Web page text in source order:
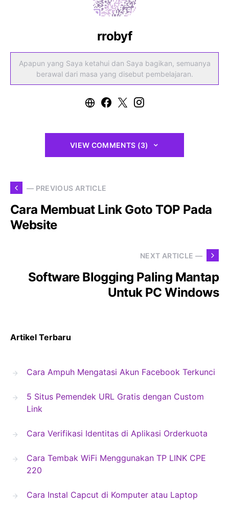
rrobyf
Apapun yang Saya ketahui dan Saya bagikan, semuanya
berawal dari masa yang disebut pembelajaran.
VIEW COMMENTS (3)
— PREVIOUS ARTICLE
Cara Membuat Link Goto TOP Pada
Website
NEXT ARTICLE —
Software Blogging Paling Mantap
Untuk PC Windows
Artikel Terbaru
Cara Ampuh Mengatasi Akun Facebook Terkunci
5 Situs Pemendek URL Gratis dengan Custom
Link
Cara Verifikasi Identitas di Aplikasi Orderkuota
Cara Tembak WiFi Menggunakan TP LINK CPE
220
Cara Instal Capcut di Komputer atau Laptop